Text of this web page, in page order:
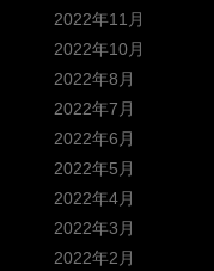
2022年11月
2022年10月
2022年8月
2022年7月
2022年6月
2022年5月
2022年4月
2022年3月
2022年2月